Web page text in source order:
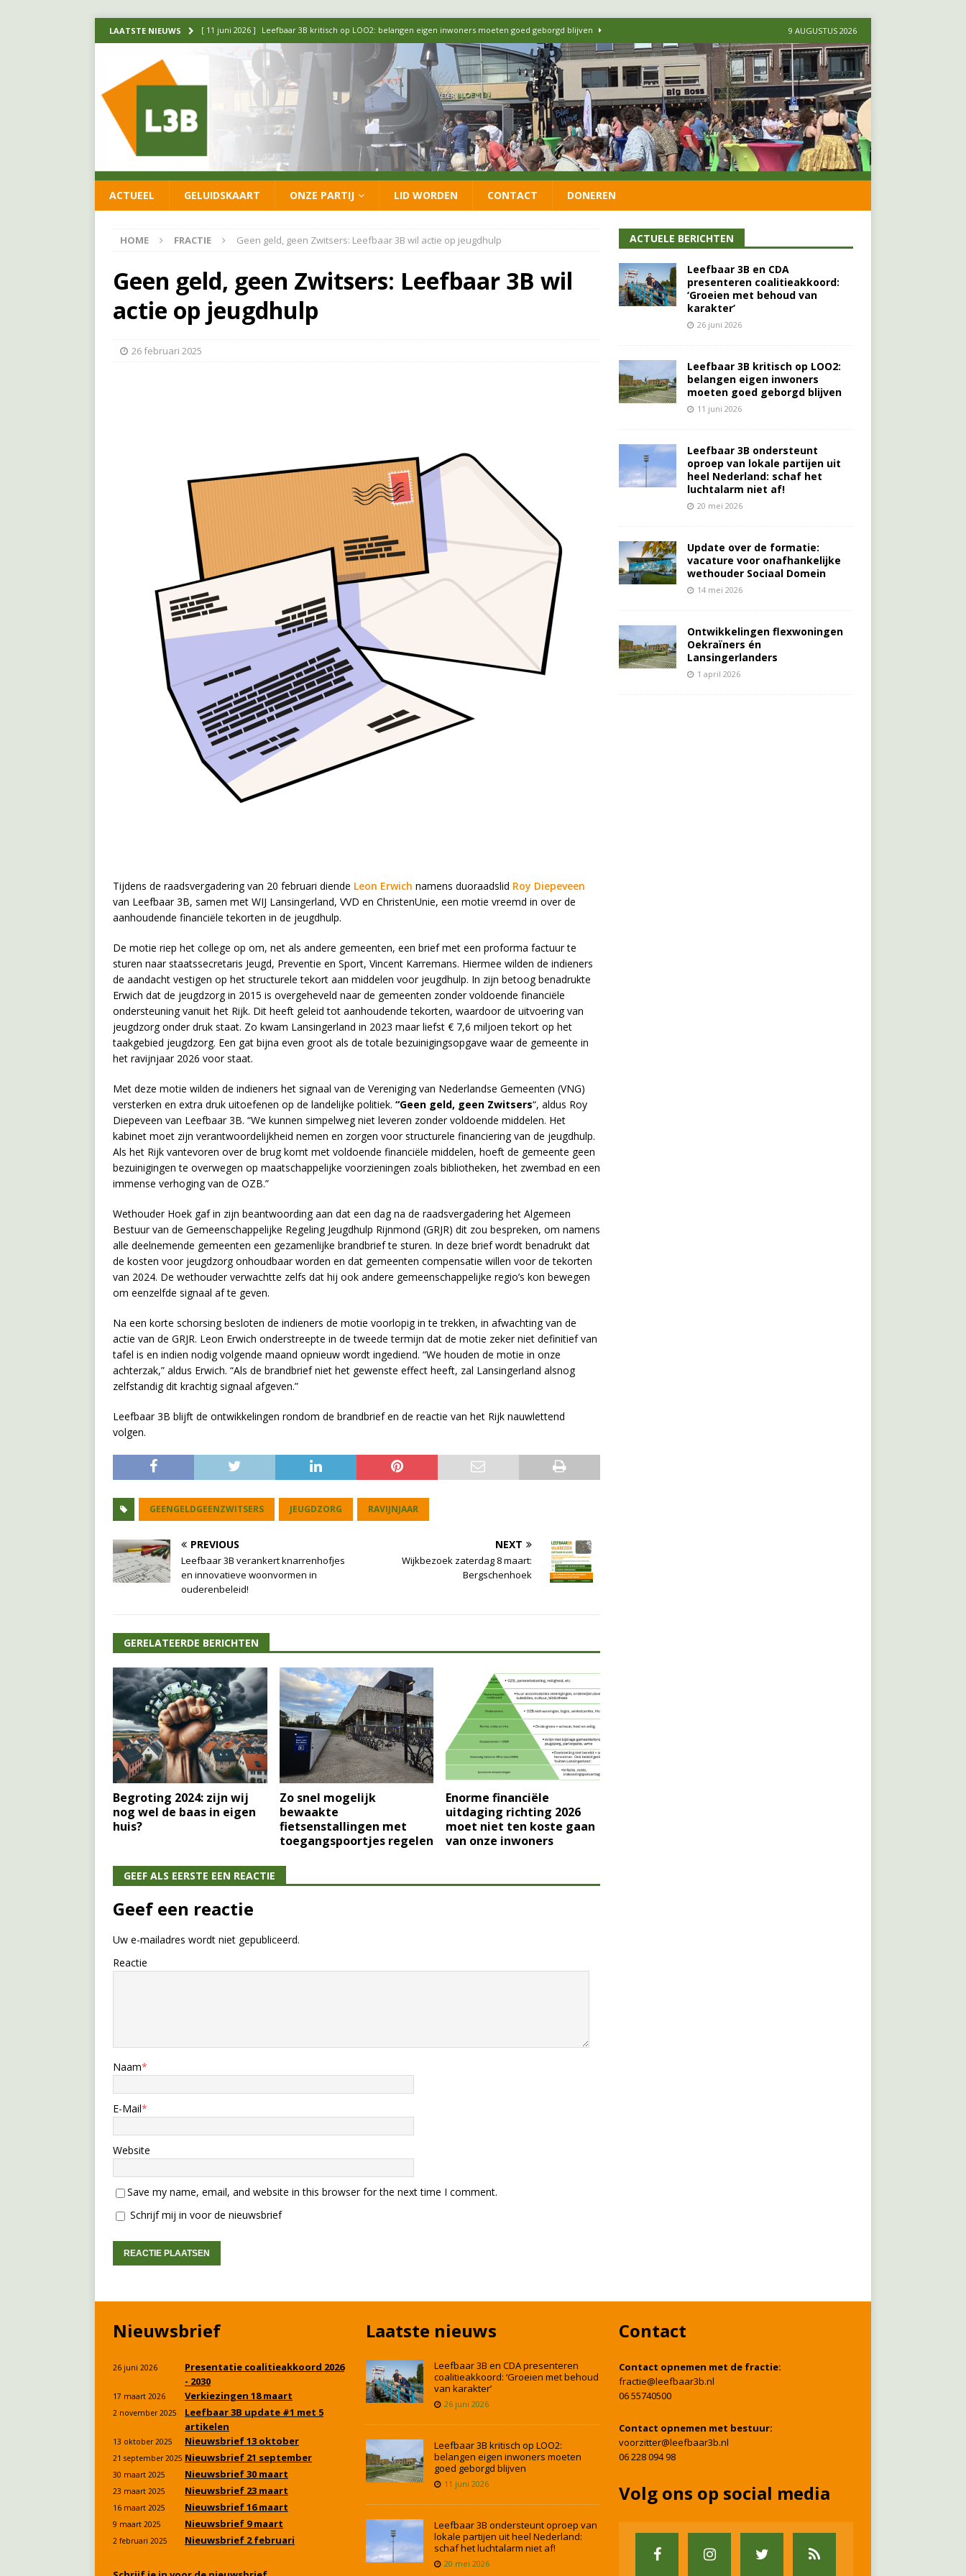
LAATSTE NIEUWS [ 11 juni 2026 ] Leefbaar 3B kritisch op LOO2: belangen eigen inwoners moeten goed geborgd blijven
[ 20 mei 2026 ] Leefbaar 3B ondersteunt oproep van lokale partijen uit heel Nederland: schaf het
luchtalarm niet af! FRACTIE
[ 14 mei 2026 ] Update over de formatie: vacature voor onafhankelijke wethouder Sociaal Domein
[ 26 juni 2026 ] Leefbaar 3B en CDA presenteren coalitieakkoord: ‘Groeien met behoud van karakter’
9 AUGUSTUS 2026
ACTUEEL GELUIDSKAART ONZE PARTIJ LID WORDEN CONTACT DONEREN
HOME FRACTIE Geen geld, geen Zwitsers: Leefbaar 3B wil actie op jeugdhulp
Geen geld, geen Zwitsers: Leefbaar 3B wil
actie op jeugdhulp
26 februari 2025
Tijdens de raadsvergadering van 20 februari diende Leon Erwich namens duoraadslid Roy Diepeveen
van Leefbaar 3B, samen met WIJ Lansingerland, VVD en ChristenUnie, een motie vreemd in over de
aanhoudende financiële tekorten in de jeugdhulp.
De motie riep het college op om, net als andere gemeenten, een brief met een proforma factuur te
sturen naar staatssecretaris Jeugd, Preventie en Sport, Vincent Karremans. Hiermee wilden de indieners
de aandacht vestigen op het structurele tekort aan middelen voor jeugdhulp. In zijn betoog benadrukte
Erwich dat de jeugdzorg in 2015 is overgeheveld naar de gemeenten zonder voldoende financiële
ondersteuning vanuit het Rijk. Dit heeft geleid tot aanhoudende tekorten, waardoor de uitvoering van
jeugdzorg onder druk staat. Zo kwam Lansingerland in 2023 maar liefst € 7,6 miljoen tekort op het
taakgebied jeugdzorg. Een gat bijna even groot als de totale bezuinigingsopgave waar de gemeente in
het ravijnjaar 2026 voor staat.
Met deze motie wilden de indieners het signaal van de Vereniging van Nederlandse Gemeenten (VNG)
versterken en extra druk uitoefenen op de landelijke politiek. “Geen geld, geen Zwitsers“, aldus Roy
Diepeveen van Leefbaar 3B. “We kunnen simpelweg niet leveren zonder voldoende middelen. Het
kabinet moet zijn verantwoordelijkheid nemen en zorgen voor structurele financiering van de jeugdhulp.
Als het Rijk vantevoren over de brug komt met voldoende financiële middelen, hoeft de gemeente geen
bezuinigingen te overwegen op maatschappelijke voorzieningen zoals bibliotheken, het zwembad en een
immense verhoging van de OZB.”
Wethouder Hoek gaf in zijn beantwoording aan dat een dag na de raadsvergadering het Algemeen
Bestuur van de Gemeenschappelijke Regeling Jeugdhulp Rijnmond (GRJR) dit zou bespreken, om namens
alle deelnemende gemeenten een gezamenlijke brandbrief te sturen. In deze brief wordt benadrukt dat
de kosten voor jeugdzorg onhoudbaar worden en dat gemeenten compensatie willen voor de tekorten
van 2024. De wethouder verwachtte zelfs dat hij ook andere gemeenschappelijke regio’s kon bewegen
om eenzelfde signaal af te geven.
Na een korte schorsing besloten de indieners de motie voorlopig in te trekken, in afwachting van de
actie van de GRJR. Leon Erwich onderstreepte in de tweede termijn dat de motie zeker niet definitief van
tafel is en indien nodig volgende maand opnieuw wordt ingediend. “We houden de motie in onze
achterzak,” aldus Erwich. “Als de brandbrief niet het gewenste effect heeft, zal Lansingerland alsnog
zelfstandig dit krachtig signaal afgeven.”
Leefbaar 3B blijft de ontwikkelingen rondom de brandbrief en de reactie van het Rijk nauwlettend
volgen.
GEENGELDGEENZWITSERS JEUGDZORG RAVIJNJAAR
PREVIOUS
Leefbaar 3B verankert knarrenhofjes
en innovatieve woonvormen in
ouderenbeleid!
NEXT
Wijkbezoek zaterdag 8 maart:
Bergschenhoek
GERELATEERDE BERICHTEN
Begroting 2024: zijn wij
nog wel de baas in eigen
huis?
Zo snel mogelijk
bewaakte
fietsenstallingen met
toegangspoortjes regelen
Enorme financiële
uitdaging richting 2026
moet niet ten koste gaan
van onze inwoners
GEEF ALS EERSTE EEN REACTIE
Geef een reactie
Uw e-mailadres wordt niet gepubliceerd.
Reactie
Naam*
E-Mail*
Website
Save my name, email, and website in this browser for the next time I comment.
Schrijf mij in voor de nieuwsbrief
ACTUELE BERICHTEN
Leefbaar 3B en CDA
presenteren coalitieakkoord:
‘Groeien met behoud van
karakter’
26 juni 2026
Leefbaar 3B kritisch op LOO2:
belangen eigen inwoners
moeten goed geborgd blijven
11 juni 2026
Leefbaar 3B ondersteunt
oproep van lokale partijen uit
heel Nederland: schaf het
luchtalarm niet af!
20 mei 2026
Update over de formatie:
vacature voor onafhankelijke
wethouder Sociaal Domein
14 mei 2026
Ontwikkelingen flexwoningen
Oekraïners én
Lansingerlanders
1 april 2026
Nieuwsbrief
26 juni 2026
Presentatie coalitieakkoord 2026
- 2030
17 maart 2026 Verkiezingen 18 maart
2 november 2025
Leefbaar 3B update #1 met 5
artikelen
13 oktober 2025 Nieuwsbrief 13 oktober
21 september 2025 Nieuwsbrief 21 september
30 maart 2025 Nieuwsbrief 30 maart
23 maart 2025 Nieuwsbrief 23 maart
16 maart 2025 Nieuwsbrief 16 maart
9 maart 2025 Nieuwsbrief 9 maart
2 februari 2025 Nieuwsbrief 2 februari
Laatste nieuws
Leefbaar 3B en CDA presenteren
coalitieakkoord: ‘Groeien met behoud
van karakter’
26 juni 2026
Leefbaar 3B kritisch op LOO2:
belangen eigen inwoners moeten
goed geborgd blijven
11 juni 2026
Leefbaar 3B ondersteunt oproep van
lokale partijen uit heel Nederland:
schaf het luchtalarm niet af!
20 mei 2026
Contact
Contact opnemen met de fractie:
fractie@leefbaar3b.nl
06 55740500
Contact opnemen met bestuur:
voorzitter@leefbaar3b.nl
06 228 094 98
Volg ons op social media